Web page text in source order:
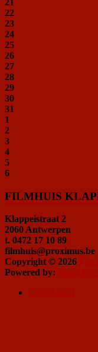
22
23
24
25
26
27
28
29
30
31
1
2
3
4
5
6
FILMHUIS
Klappeistraat 2
2060 Antwerpen
t. 0472 17 10 89
filmhuis@proximus.be
Copyright © 2026
Powered by: